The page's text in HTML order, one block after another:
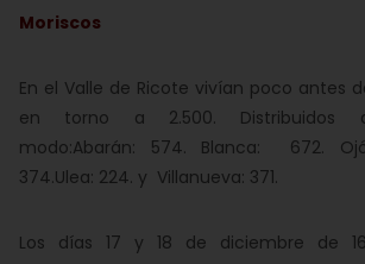
Moriscos
En el Valle de Ricote vivían poco antes
en torno a 2.500. Distribuidos
modo:Abarán: 574. Blanca: 672.
374.Ulea: 224. y Villanueva: 371.
Los días 17 y 18 de diciembre de